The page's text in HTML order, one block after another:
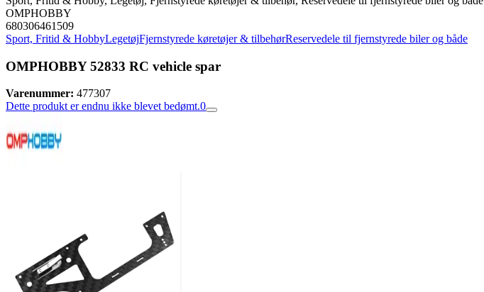
OMPHOBBY
680306461509
Sport, Fritid & HobbyLegetøjFjernstyrede køretøjer & tilbehørReservedele til fjernstyrede biler og både
OMPHOBBY 52833 RC vehicle spar
Varenummer: 477307
Dette produkt er endnu ikke blevet bedømt.0